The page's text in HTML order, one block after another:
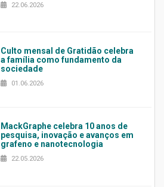
22.06.2026
Culto mensal de Gratidão celebra
a família como fundamento da
sociedade
01.06.2026
MackGraphe celebra 10 anos de
pesquisa, inovação e avanços em
grafeno e nanotecnologia
22.05.2026